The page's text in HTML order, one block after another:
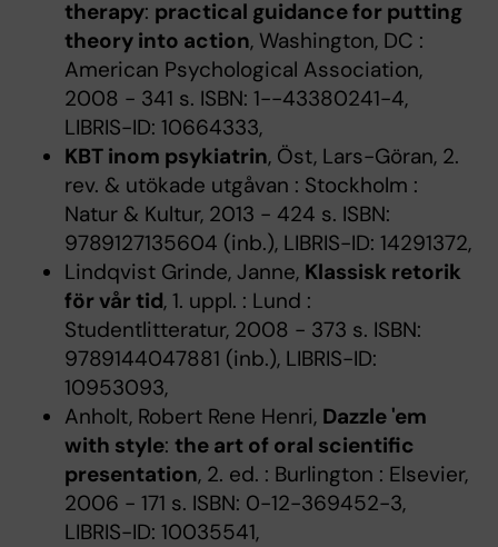
therapy: practical guidance for putting
theory into action, Washington, DC :
American Psychological Association,
2008 - 341 s. ISBN: 1--43380241-4,
LIBRIS-ID: 10664333,
KBT inom psykiatrin, Öst, Lars-Göran, 2.
rev. & utökade utgåvan : Stockholm :
Natur & Kultur, 2013 - 424 s. ISBN:
9789127135604 (inb.), LIBRIS-ID: 14291372,
Lindqvist Grinde, Janne, Klassisk retorik
för vår tid, 1. uppl. : Lund :
Studentlitteratur, 2008 - 373 s. ISBN:
9789144047881 (inb.), LIBRIS-ID:
10953093,
Anholt, Robert Rene Henri, Dazzle 'em
with style: the art of oral scientific
presentation, 2. ed. : Burlington : Elsevier,
2006 - 171 s. ISBN: 0-12-369452-3,
LIBRIS-ID: 10035541,